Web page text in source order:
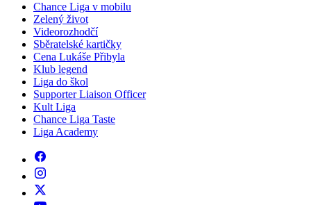
Chance Liga v mobilu
Zelený život
Videorozhodčí
Sběratelské kartičky
Cena Lukáše Přibyla
Klub legend
Liga do škol
Supporter Liaison Officer
Kult Liga
Chance Liga Taste
Liga Academy